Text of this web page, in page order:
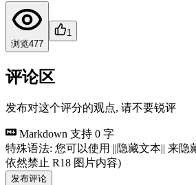
浏览477
1
评论区
发布对这个评分的观点, 请不要锐评
Markdown 支持 0 字
特殊语法: 您可以使用 ||隐藏文本|| 来隐
依然禁止 R18 图片内容)
发布评论